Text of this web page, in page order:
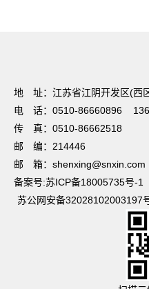
地 址：江苏省江阴开发区(西
电 话：0510-86660896
传 真：0510-86662518
邮 编：214446
邮 箱：shenxing@snxin.com
备案号:苏ICP备18005735号-1
苏公网安备32028102003197